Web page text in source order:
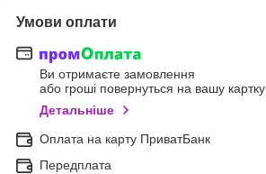
Умови оплати
Ви отримаєте замовлення
або гроші повернуться на вашу картку
Детальніше
Оплата на карту ПриватБанк
Передплата